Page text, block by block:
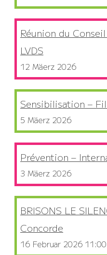
Réunion du
LVDS
12 Mäerz 2026
Sensibilisation –
5 Mäerz 2026
Prévention –
3 Mäerz 2026
BRISONS LE
Concorde
16 Februar 2026 11:00